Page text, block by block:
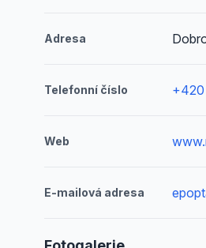
Adresa
Telefonní číslo +420
Web
E-mailová adresa